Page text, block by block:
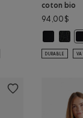
à capuchon en
à capuchon en
coton bio
94,00$
Chandail
DURABLE